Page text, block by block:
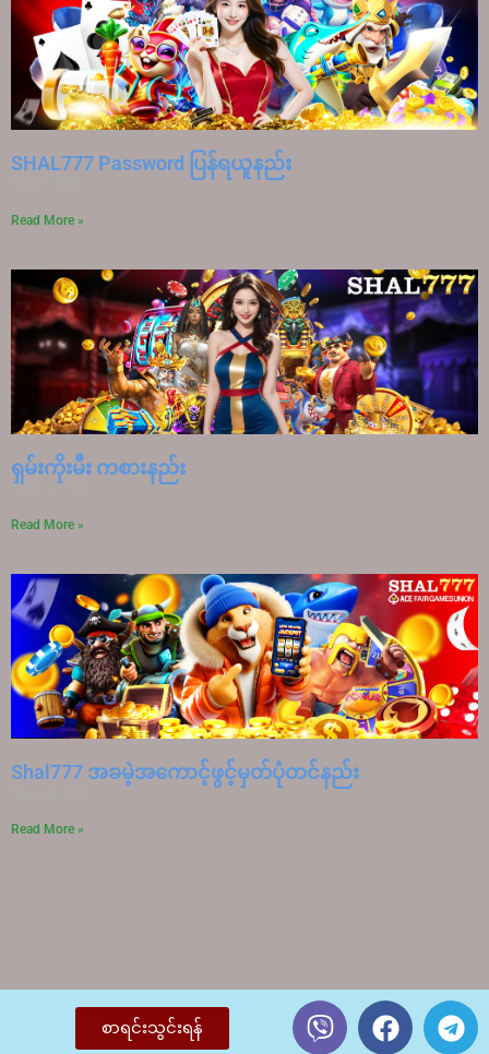
SHAL777 Password ပြန်ရယူနည်း
Read More »
ရှမ်းကိုးမီး ကစားနည်း
April 2, 2025
Read More »
Shal777 အခမဲ့အကောင့်ဖွင့်မှတ်ပုံတင်နည်း
Read More »
စာရင်းသွင်းရန်